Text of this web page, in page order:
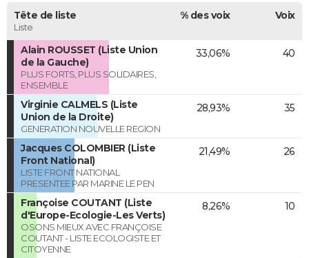
Tête de liste
Liste
% des voix Voix
Alain ROUSSET (Liste Union
de la Gauche)
PLUS FORTS, PLUS SOLIDAIRES,
ENSEMBLE
33,06% 40
Virginie CALMELS (Liste
Union de la Droite)
GENERATION NOUVELLE REGION
28,93% 35
Jacques COLOMBIER (Liste
Front National)
LISTE FRONT NATIONAL
PRESENTEE PAR MARINE LE PEN
21,49% 26
Françoise COUTANT (Liste
d'Europe-Ecologie-Les Verts)
OSONS MIEUX AVEC FRANÇOISE
COUTANT - LISTE ECOLOGISTE ET
CITOYENNE
8,26% 10